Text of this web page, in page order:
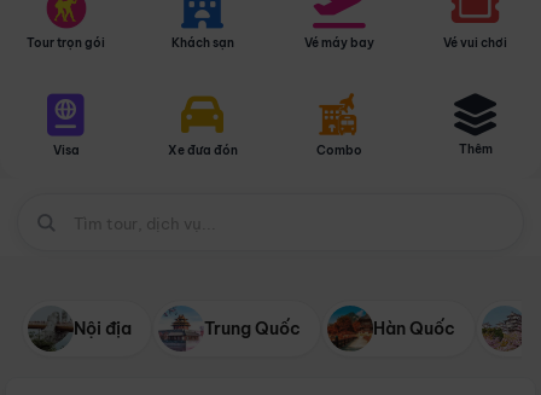
Tour trọn gói Khách sạn Vé máy bay Vé vui chơi
Visa Xe đưa đón Combo Thêm
Nội địa Trung Quốc Hàn Quốc